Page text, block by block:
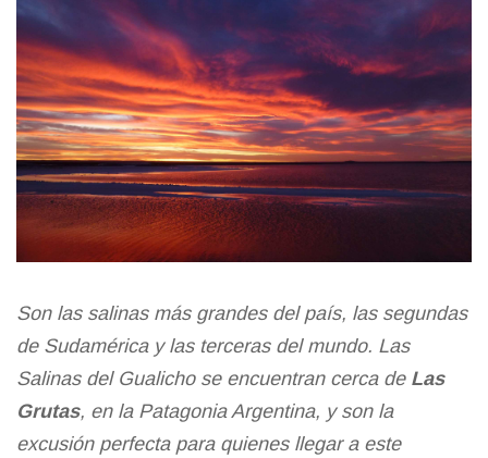
Son las salinas más grandes del país, las segundas
de Sudamérica y las terceras del mundo. Las
Salinas del Gualicho se encuentran cerca de Las
Grutas, en la Patagonia Argentina, y son la
excusión perfecta para quienes llegar a este